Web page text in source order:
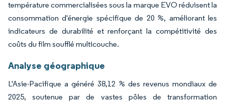
température commercialisées sous la marque EVO réduisent la
consommation d'énergie spécifique de 20 %, améliorant les
indicateurs de durabilité et renforçant la compétitivité des
coûts du film soufflé multicouche.
Analyse géographique
L'Asie-Pacifique a généré 38,12 % des revenus mondiaux de
2025, soutenue par de vastes pôles de transformation